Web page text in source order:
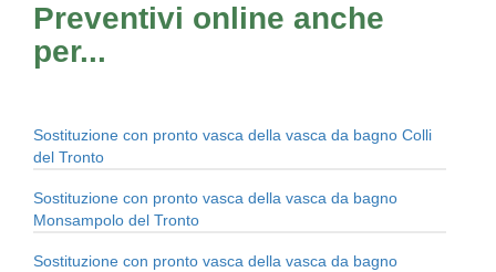
Preventivi online anche
per...
Sostituzione con pronto vasca della vasca da bagno Colli
del Tronto
Sostituzione con pronto vasca della vasca da bagno
Monsampolo del Tronto
Sostituzione con pronto vasca della vasca da bagno